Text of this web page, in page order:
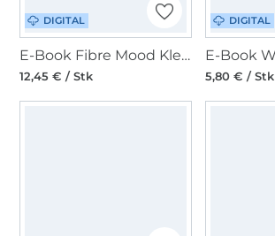
DIGITAL
E-Book Fibre Mood Kleid Alberthe
12,45 € / Stk
DIGITAL
5,80 € / Stk